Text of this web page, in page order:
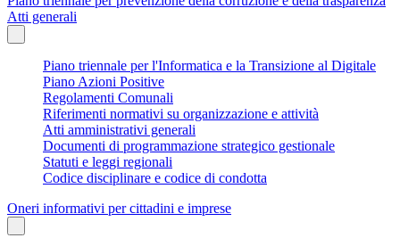
Atti generali
Piano triennale per l'Informatica e la Transizione al Digitale
Piano Azioni Positive
Regolamenti Comunali
Riferimenti normativi su organizzazione e attività
Atti amministrativi generali
Documenti di programmazione strategico gestionale
Statuti e leggi regionali
Codice disciplinare e codice di condotta
Oneri informativi per cittadini e imprese